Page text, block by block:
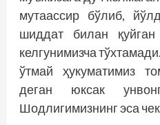
мутаассир бўлиб,
шиддат билан
келгунимизча
ўтмай ҳукуматимиз
деган юксак
Шодлигимизнинг эса